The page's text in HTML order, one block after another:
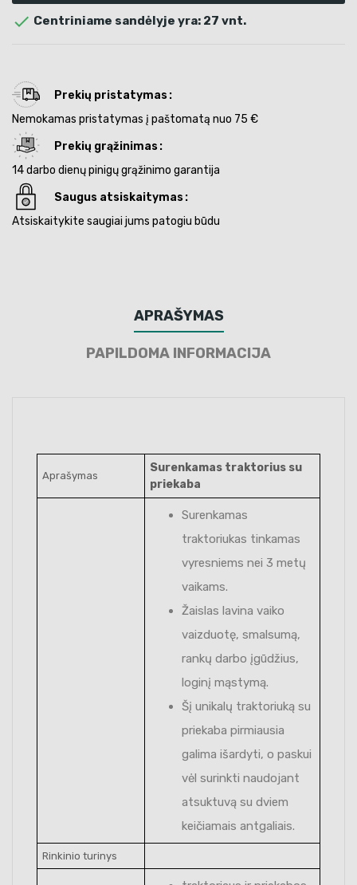
 Centriniame sandėlyje yra: 27 vnt.
Prekių pristatymas
Nemokamas pristatymas į paštomatą nuo 75 €
Prekių grąžinimas
14 darbo dienų pinigų grąžinimo garantija
Saugus atsiskaitymas
Atsiskaitykite saugiai jums patogiu būdu
APRAŠYMAS
PAPILDOMA INFORMACIJA
Aprašymas
Surenkamas traktorius su
priekaba
Surenkamas
traktoriukas tinkamas
vyresniems nei 3 metų
vaikams.
Žaislas lavina vaiko
vaizduotę, smalsumą,
rankų darbo įgūdžius,
loginį mąstymą.
Šį unikalų traktoriuką su
priekaba pirmiausia
galima išardyti, o paskui
vėl surinkti naudojant
atsuktuvą su dviem
keičiamais antgaliais.
Rinkinio turinys